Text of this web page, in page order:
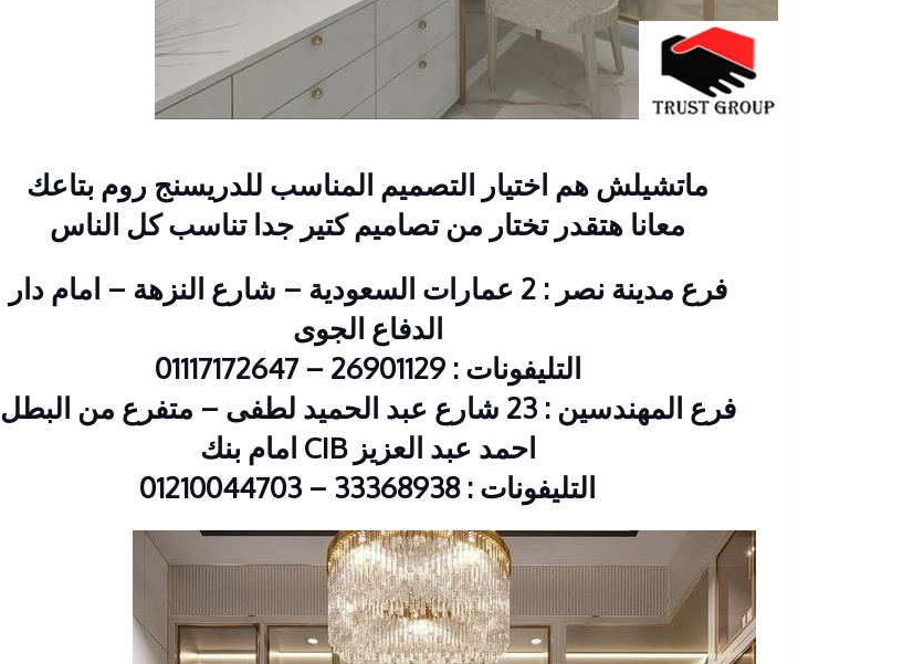
ماتشيلش هم اختيار التصميم المناسب للدريسنج روم بتاعك
معانا هتقدر تختار من تصاميم كتير جدا تناسب كل الناس
فرع مدينة نصر : 2 عمارات السعودية – شارع النزهة – امام دار
الدفاع الجوى
التليفونات : 26901129 – 01117172647
فرع المهندسين : 23 شارع عبد الحميد لطفى – متفرع من البطل
احمد عبد العزيز CIB امام بنك
التليفونات : 33368938 – 01210044703